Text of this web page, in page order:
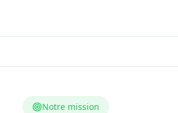
Notre mission